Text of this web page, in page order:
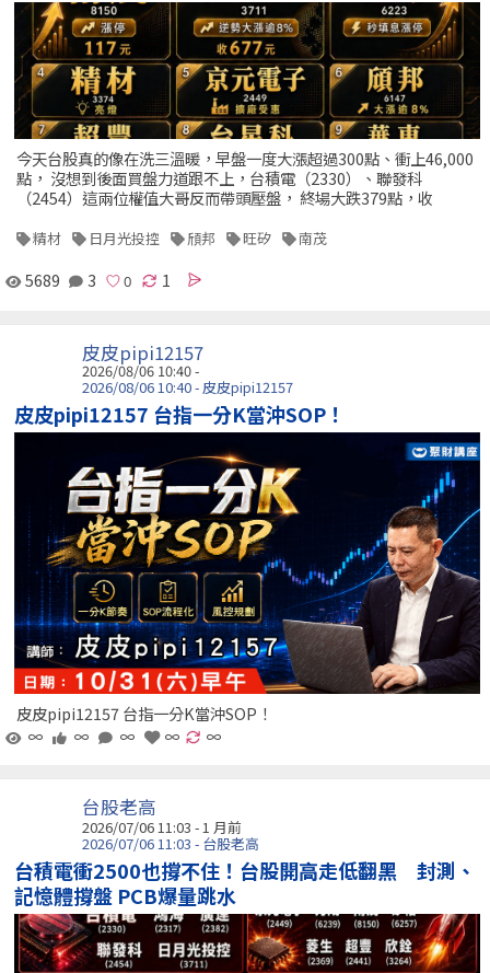
今天台股真的像在洗三溫暖，早盤一度大漲超過300點、衝上46,000
點， 沒想到後面買盤力道跟不上，台積電（2330）、聯發科
（2454）這兩位權值大哥反而帶頭壓盤， 終場大跌379點，收
精材 日月光投控 頎邦 旺矽 南茂
5689 3 1
皮皮pipi12157
2026/08/06 10:40 -
2026/08/06 10:40 - 皮皮pipi12157
皮皮pipi12157 台指一分K當沖SOP！
皮皮pipi12157 台指一分K當沖SOP！
∞
∞ ∞ ∞ ∞
台股老高
2026/07/06 11:03 - 1 月前
2026/07/06 11:03 - 台股老高
台積電衝2500也撐不住！台股開高走低翻黑 封測、
記憶體撐盤 PCB爆量跳水